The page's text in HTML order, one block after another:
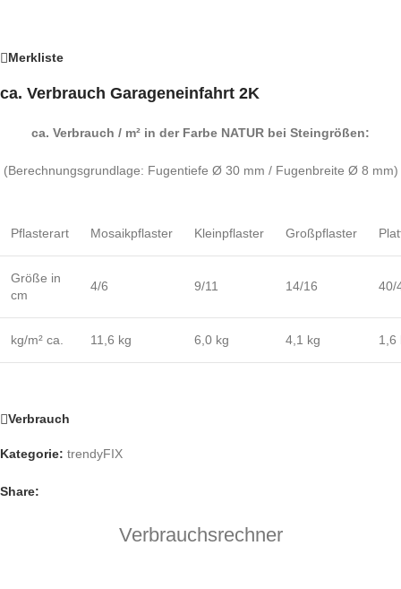
Merkliste
ca. Verbrauch Garageneinfahrt 2K
ca. Verbrauch / m² in der Farbe NATUR bei Steingrößen:
(Berechnungsgrundlage: Fugentiefe Ø 30 mm / Fugenbreite Ø 8 mm)
Pflasterart Mosaikpflaster Kleinpflaster Großpflaster
Größe in
cm
4/6 9/11 14/16 40/
kg/m² ca. 11,6 kg 6,0 kg 4,1 kg 1,6
Verbrauch
Kategorie: trendyFIX
Share:
Verbrauchsrechner